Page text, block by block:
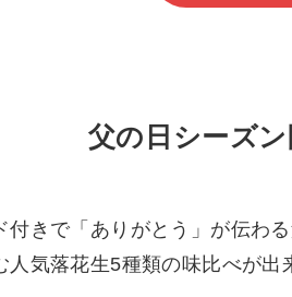
父の日シーズ
付きで「ありがとう」が伝わる
人気落花生5種類の味比べが出